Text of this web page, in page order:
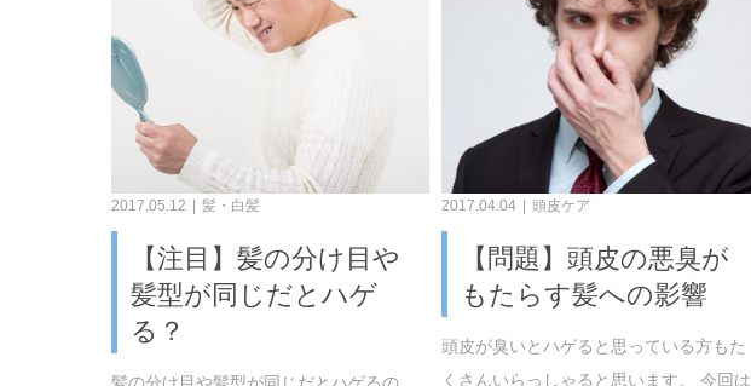
2017.05.12 髪・白髪
【注目】髪の分け目や
髪型が同じだとハゲ
る？
2017.04.04 頭皮ケア
【問題】頭皮の悪臭が
もたらす髪への影響
頭皮が臭いとハゲると思っている方もた
くさんいらっしゃると思います。 今回は